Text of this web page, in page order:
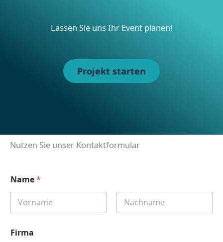
Lassen Sie uns Ihr Event planen!
Projekt starten
Nutzen Sie unser Kontaktformular
Name*
Firma